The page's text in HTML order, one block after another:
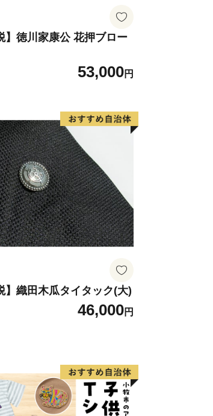
す。
など、
多く輩出しています。
はない観光資源を
ります。
】徳川家康公 花押ブロー
53,000円
】織田木瓜タイタック(大)
46,000円